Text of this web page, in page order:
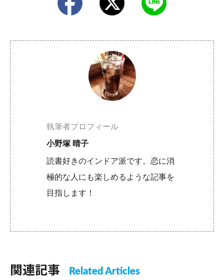
執筆者プロフィール
小野塚 晴子
読書好きのインドア派です。恋に消
極的な人にも楽しめるような記事を
目指します！
関連記事 Related Articles